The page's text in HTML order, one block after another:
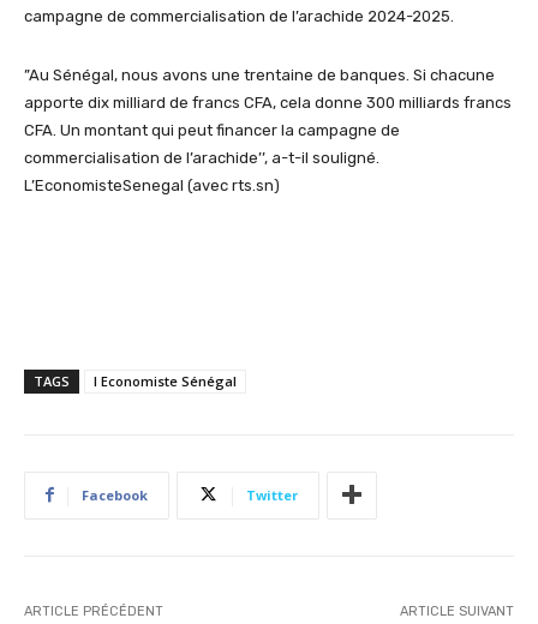
campagne de commercialisation de l’arachide 2024-2025.
”Au Sénégal, nous avons une trentaine de banques. Si chacune
apporte dix milliard de francs CFA, cela donne 300 milliards francs
CFA. Un montant qui peut financer la campagne de
commercialisation de l’arachide’’, a-t-il souligné.
L’EconomisteSenegal (avec rts.sn)
TAGS l Economiste Sénégal
Facebook Twitter
ARTICLE PRÉCÉDENT ARTICLE SUIVANT